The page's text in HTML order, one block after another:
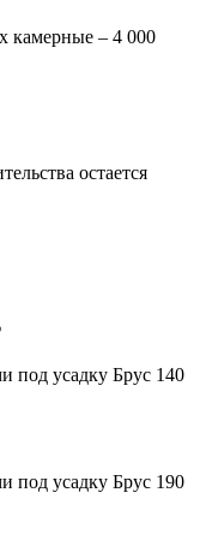
камерные – 4 000
остается
под усадку Брус 140
под усадку Брус 190